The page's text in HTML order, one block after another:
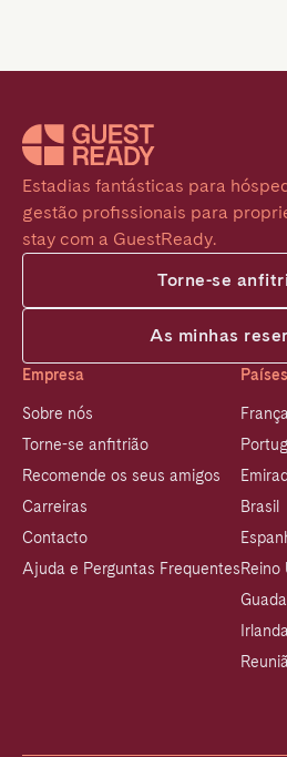
Estadias fantásticas para
gestão profissionais para
stay com a GuestReady.
Torne-se
As minhas
Empresa
Sobre nós
Torne-se anfitrião
Recomende os seus amigos
Carreiras
Contacto
Ajuda e Perguntas Frequentes
Países
França
Brasil
Reino
Irlanda